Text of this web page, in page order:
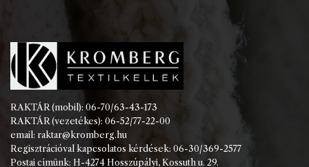
RAKTÁR (mobil): 06-70/63-43-173
RAKTÁR (vezetékes): 06-52/77-22-00
email: raktar@kromberg.hu
Regisztrációval kapcsolatos kérdések: 06-30/369-2577
Postai címünk: H-4274 Hosszúpályi, Kossuth u. 29.